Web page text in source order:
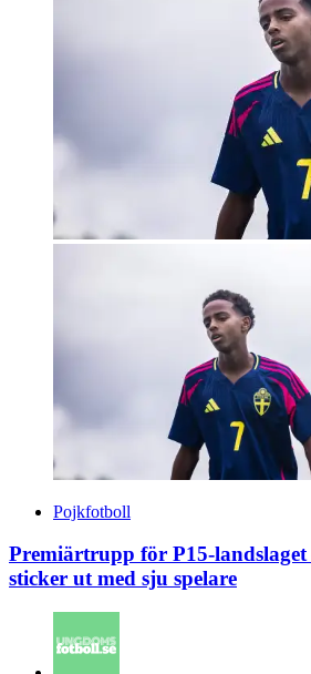
Pojkfotboll
Premiärtrupp för P15-
sticker ut med sju spelare